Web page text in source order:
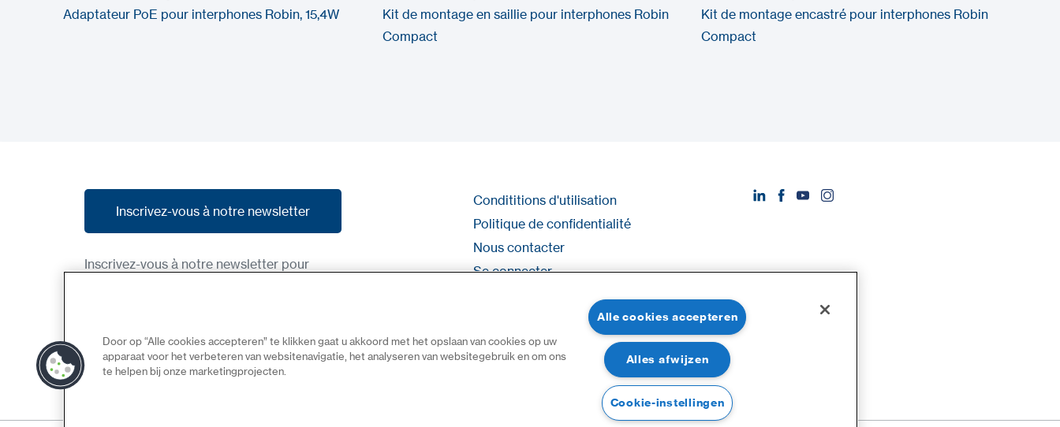
Adaptateur PoE pour interphones Robin, 15,4W
Kit de montage en saillie pour interphones Robin
Compact
Kit de montage encastré pour interphones Robin
Compact
Inscrivez-vous à notre newsletter
Inscrivez-vous à notre newsletter
Inscrivez-vous à notre newsletter pour
Condititions d'utilisation
Politique de confidentialité
Nous contacter
Se connecter
Door op “Alle cookies accepteren” te klikken gaat u akkoord met het opslaan van cookies op uw
apparaat voor het verbeteren van websitenavigatie, het analyseren van websitegebruik en om ons
te helpen bij onze marketingprojecten.
Alle cookies accepteren
Alles afwijzen
Cookie-instellingen